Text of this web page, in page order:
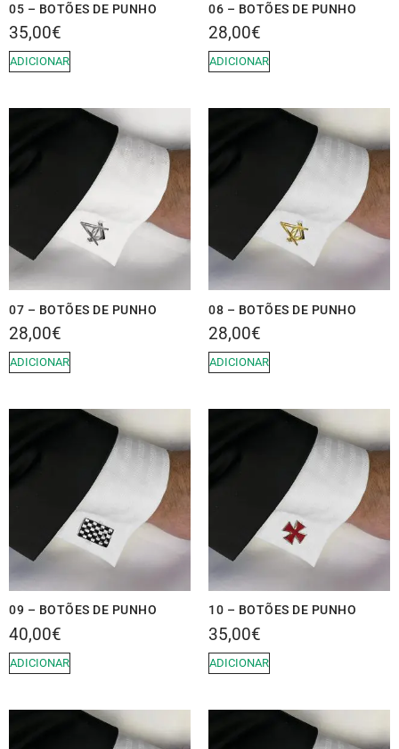
05 – BOTÕES DE PUNHO
35,00€
ADICIONAR
06 – BOTÕES DE PUNHO
28,00€
ADICIONAR
07 – BOTÕES DE PUNHO
28,00€
ADICIONAR
08 – BOTÕES DE PUNHO
28,00€
ADICIONAR
09 – BOTÕES DE PUNHO
40,00€
ADICIONAR
10 – BOTÕES DE PUNHO
35,00€
ADICIONAR